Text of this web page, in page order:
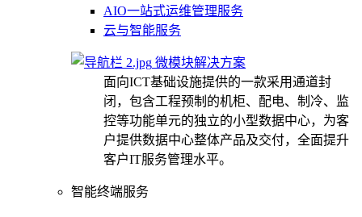
AIO一站式运维管理服务
云与智能服务
微模块解决方案
面向ICT基础设施提供的一款采用通道封
闭，包含工程预制的机柜、配电、制冷、监
控等功能单元的独立的小型数据中心，为客
户提供数据中心整体产品及交付，全面提升
客户IT服务管理水平。
智能终端服务